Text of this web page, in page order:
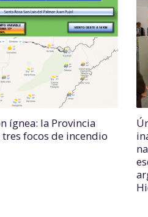
ígnea: la Provincia
focos de incendio